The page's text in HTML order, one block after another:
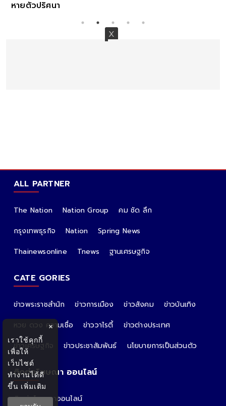
หายตัวปริศนา
ALL PARTNER
The Nation Nation Group
คม ชัด ลึก
กรุงเทพธุรกิจ
Nation
Spring News
Thainewsonline
Tnews ฐานเศรษฐกิจ
CATE GORIES
ข่าวพระราชสำนัก ข่าวการเมือง ข่าวสังคม
ข่าวบันเทิง
หวย ดวง ความเชื่อ
ข่าววาไรตี้
ข่าวต่างประเทศ
ข่าวเศรษฐกิจ
ข่าวประชาสัมพันธ์ นโยบายการเป็นส่วนตัว
ติดต่อโฆษณา ออนไลน์
ติดต่อโฆษณาออนไลน์
×
เราใช้คุกกี้
เพื่อให้
เว็บไซต์
ทำงานได้ดี
ขึ้น เพิ่มเติม